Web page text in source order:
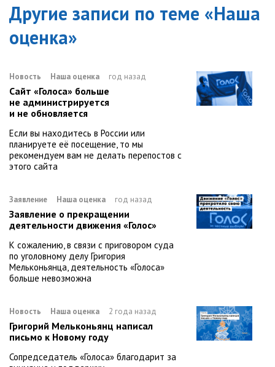
Другие записи по теме «Наша
оценка»
Новость Наша оценка год назад
Сайт «Голоса» больше
не администрируется
и не обновляется
Если вы находитесь в России или
планируете её посещение, то мы
рекомендуем вам не делать перепостов с
этого сайта
Заявление Наша оценка год назад
Заявление о прекращении
деятельности движения «Голос»
К сожалению, в связи с приговором суда
по уголовному делу Григория
Мельконьянца, деятельность «Голоса»
больше невозможна
Новость Наша оценка 2 года назад
Григорий Мельконьянц написал
письмо к Новому году
Сопредседатель «Голоса» благодарит за